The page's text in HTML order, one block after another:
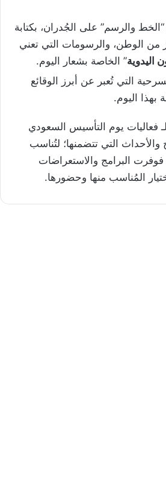
“الخط والرسم” على الجُدران، بكتابة
من الوطن، والرسومات التي تعني
اليدوية” الخاصة بشعار اليوم.
التي تُعبر عن أبرز الوقائع
بهذا اليوم.
فعاليات يوم التأسيس السعودي
والأحداث التي تتضمنها؛ لتُناسب
فوفرت البرامج والاستعراضات
المُناسب منها وحضورها.